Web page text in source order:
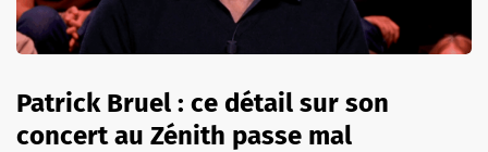
Patrick Bruel : ce détail sur son
concert au Zénith passe mal